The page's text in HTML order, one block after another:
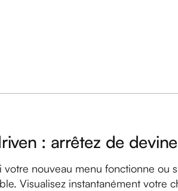
: arrêtez de
nouveau menu fonctionne ou
Visualisez instantanément votre